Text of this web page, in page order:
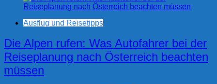
Ausflug und Reisetipps
Die Alpen rufen: Was Autofahrer bei der
Reiseplanung nach Österreich beachten
müssen